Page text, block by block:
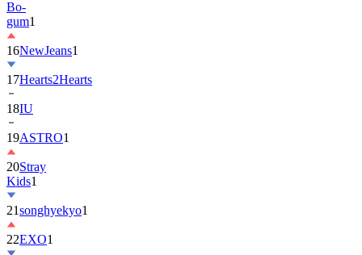
16NewJeans
17Hearts2Hearts
18IU
19ASTRO
20Stray
Kids
21songhyekyo
22EXO1
23TXT